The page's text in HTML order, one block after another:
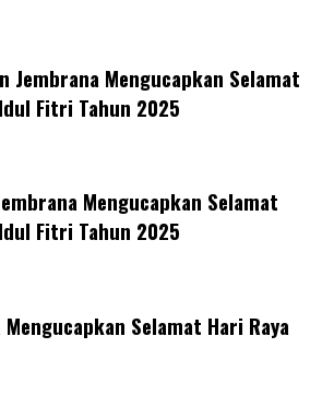
Jembrana Mengucapkan Selamat
Fitri Tahun 2025
Mengucapkan Selamat
Fitri Tahun 2025
Selamat Hari Raya